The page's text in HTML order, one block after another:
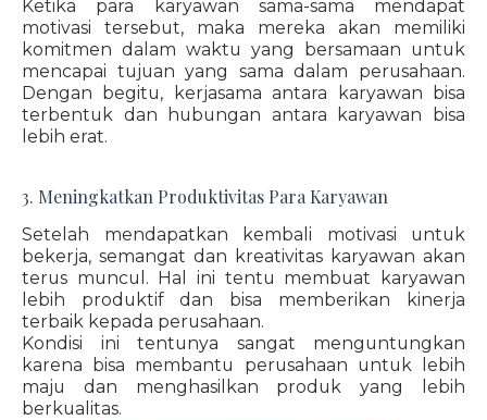
Ketika para karyawan sama-sama mendapat
motivasi tersebut, maka mereka akan memiliki
komitmen dalam waktu yang bersamaan untuk
mencapai tujuan yang sama dalam perusahaan.
Dengan begitu, kerjasama antara karyawan bisa
terbentuk dan hubungan antara karyawan bisa
lebih erat.
3. Meningkatkan Produktivitas Para Karyawan
Setelah mendapatkan kembali motivasi untuk
bekerja, semangat dan kreativitas karyawan akan
terus muncul. Hal ini tentu membuat karyawan
lebih produktif dan bisa memberikan kinerja
terbaik kepada perusahaan.
Kondisi ini tentunya sangat menguntungkan
karena bisa membantu perusahaan untuk lebih
maju dan menghasilkan produk yang lebih
berkualitas.